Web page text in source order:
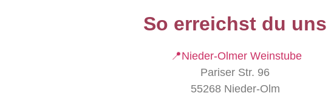
So erreichst du uns
📍Nieder-Olmer Weinstube
Pariser Str. 96
55268 Nieder-Olm